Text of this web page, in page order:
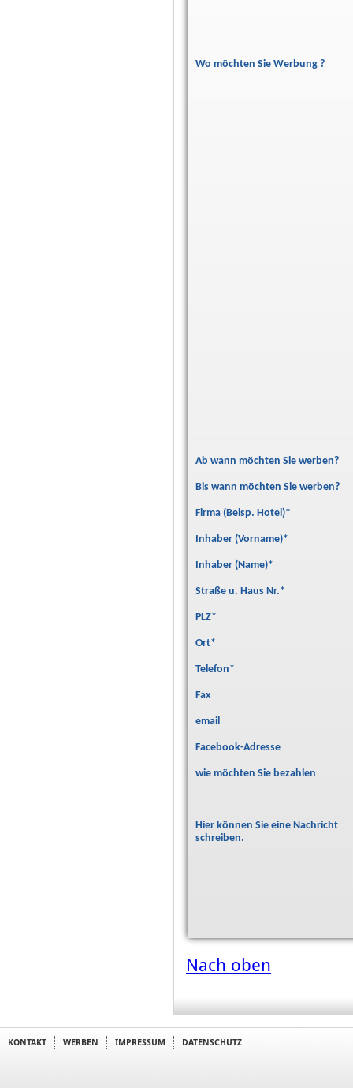
Wo möchten Sie Werbung ?
Ab wann möchten Sie werben?
Bis wann möchten Sie werben?
Firma (Beisp. Hotel)*
Inhaber (Vorname)*
Inhaber (Name)*
Straße u. Haus Nr.*
PLZ*
Ort*
Telefon*
Fax
email
Facebook-Adresse
wie möchten Sie bezahlen
Hier können Sie eine Nachricht
schreiben.
Nach oben
KONTAKT WERBEN IMPRESSUM DATENSCHUTZ